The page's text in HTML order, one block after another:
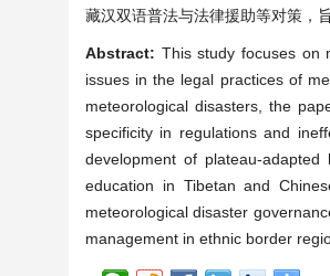
藏汉双语普法与法律援助等对策，
Abstract: This study focuses on
issues in the legal practices of
meteorological disasters, the
specificity in regulations and
development of plateau-
education in Tibetan and
meteorological disaster
management in ethnic border